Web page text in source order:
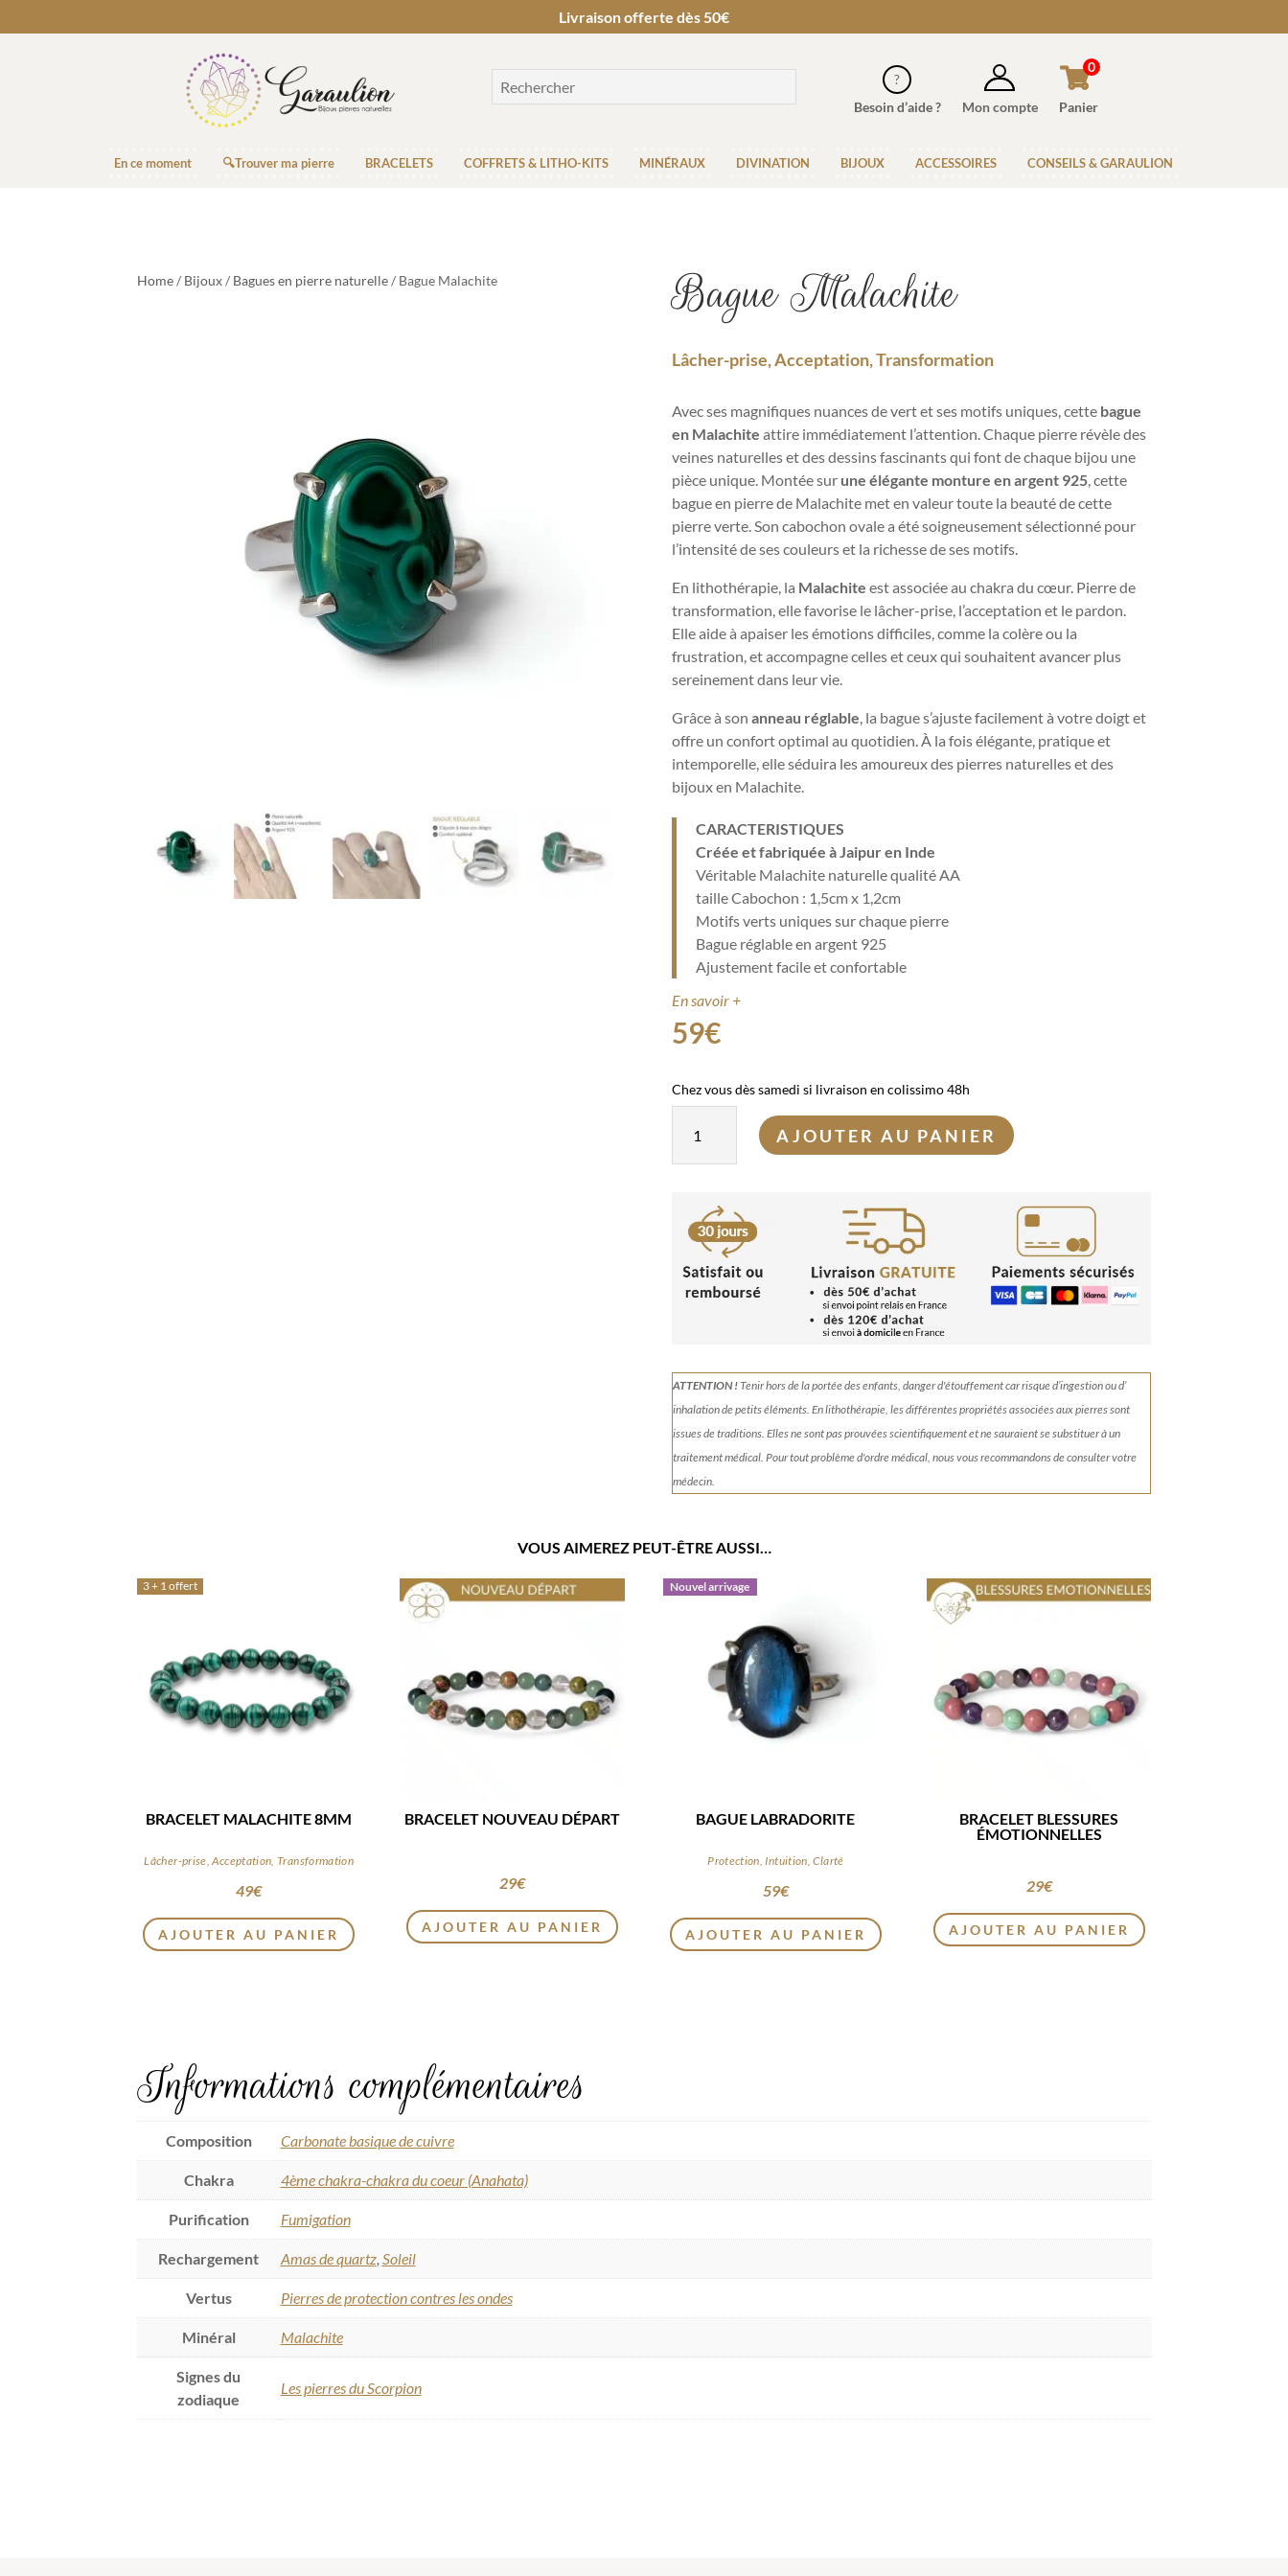
Livraison offerte dès 50€
Besoin d’aide ? Mon compte Panier
0
En ce moment 🔍Trouver ma pierre BRACELETS COFFRETS & LITHO-KITS MINÉRAUX DIVINATION BIJOUX ACCESSOIRES CONSEILS & GARAULION
Home/ Bijoux/ Bagues en pierre naturelle/ Bague Malachite Bague Malachite
Lâcher-prise, Acceptation, Transformation
Avec ses magnifiques nuances de vert et ses motifs uniques, cette bague
en Malachite attire immédiatement l’attention. Chaque pierre révèle des
veines naturelles et des dessins fascinants qui font de chaque bijou une
pièce unique. Montée sur une élégante monture en argent 925, cette
bague en pierre de Malachite met en valeur toute la beauté de cette
pierre verte. Son cabochon ovale a été soigneusement sélectionné pour
l’intensité de ses couleurs et la richesse de ses motifs.
En lithothérapie, la Malachite est associée au chakra du cœur. Pierre de
transformation, elle favorise le lâcher-prise, l’acceptation et le pardon.
Elle aide à apaiser les émotions difficiles, comme la colère ou la
frustration, et accompagne celles et ceux qui souhaitent avancer plus
sereinement dans leur vie.
Grâce à sonanneau réglable, la bague s’ajuste facilement à votre doigt et
offre un confort optimal au quotidien. À la fois élégante, pratique et
intemporelle, elle séduira les amoureux des pierres naturelles et des
bijoux en Malachite.
CARACTERISTIQUES
Créée et fabriquée à Jaipur en Inde
Véritable Malachite naturelle qualité AA
taille Cabochon : 1,5cm x 1,2cm
Motifs verts uniques sur chaque pierre
Bague réglable en argent 925
Ajustement facile et confortable
En savoir +
59€
Chez vous dès samedi si livraison en colissimo 48h
Bague
AJOUTER AU PANIER
ATTENTION !Tenirhors de la portée des enfants, danger d'étouffement car risque d’ingestion ou d’
inhalation de petits éléments.En lithothérapie, les différentes propriétés associées aux pierres sont
issues de traditions. Elles ne sont pas prouvées scientifiquement et ne sauraient se substituer à un
traitement médical. Pour tout problème d'ordre médical, nous vous recommandons de consulter votre
médecin.
VOUS AIMEREZ PEUT-ÊTRE AUSSI…
3 + 1 offert
BRACELET MALACHITE 8MM
Lâcher-prise, Acceptation, Transformation
49€
AJOUTER AU PANIER
BRACELET NOUVEAU DÉPART
29€
AJOUTER AU PANIER
Nouvel arrivage
BAGUE LABRADORITE
Protection, Intuition, Clarté
59€
AJOUTER AU PANIER
BRACELET BLESSURES
ÉMOTIONNELLES
29€
AJOUTER AU PANIER
Informations complémentaires
Composition Carbonate basique de cuivre
Chakra 4ème chakra-chakra du coeur (Anahata)
Purification Fumigation
Rechargement Amas de quartz, Soleil
Vertus Pierres de protection contres les ondes
Minéral Malachite
Signes du
zodiaque
Les pierres du Scorpion